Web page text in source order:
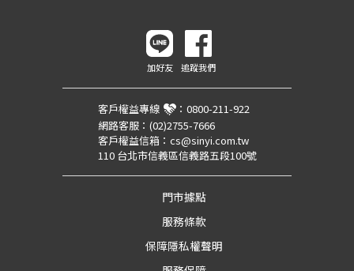
加好友 追蹤我們
客戶權益專線 ： 0800-211-922
網路客服： (02)2755-7666
客戶權益信箱： cs@sinyi.com.tw
110 台北市信義區信義路五段100號
門市據點
服務條款
保障隱私權聲明